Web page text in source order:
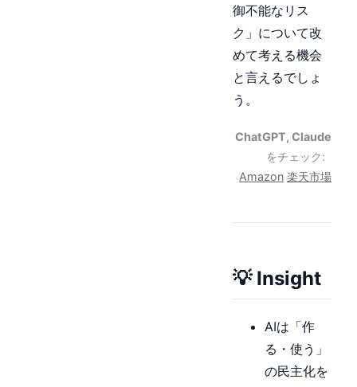
御不能なリス
ク」について改
めて考える機会
と言えるでしょ
う。
ChatGPT, Claude
をチェック:
Amazon 楽天市場
💡 Insight
AIは「作
る・使う」
の民主化を